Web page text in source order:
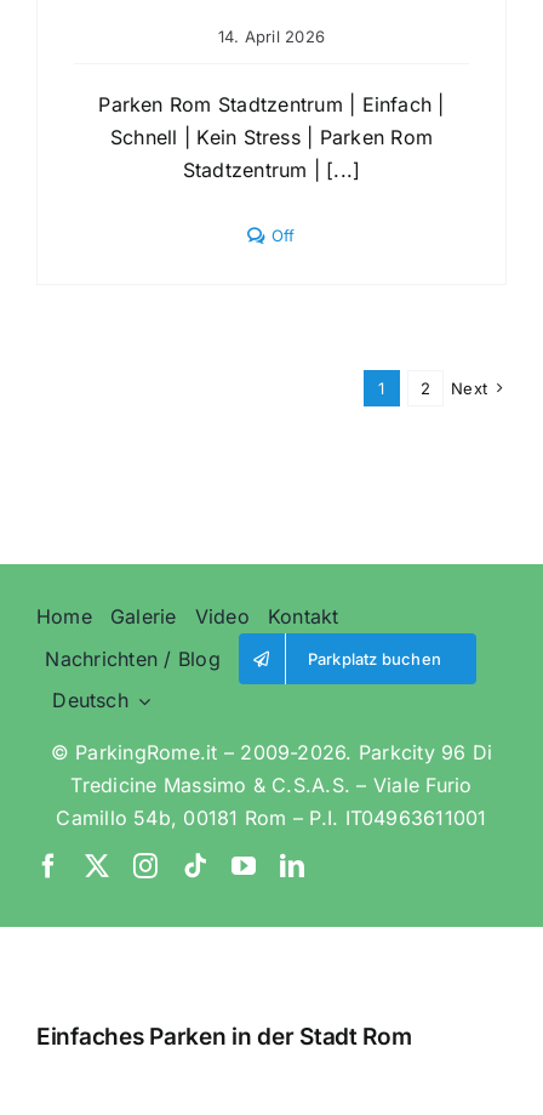
14. April 2026
Parken Rom Stadtzentrum | Einfach |
Schnell | Kein Stress | Parken Rom
Stadtzentrum | [...]
OffComments
1 2 Next
Home Galerie Video
Kontakt
Nachrichten / Blog
Parkplatz buchen
Deutsch
© ParkingRome.it – 2009-2026. Parkcity 96 Di
Tredicine Massimo & C.S.A.S. – Viale Furio
Camillo 54b, 00181 Rom – P.I. IT04963611001
Einfaches Parken in der Stadt Rom